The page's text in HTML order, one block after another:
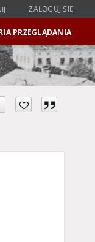
ZALOGUJ SIĘ
PRZEGLĄDANIA